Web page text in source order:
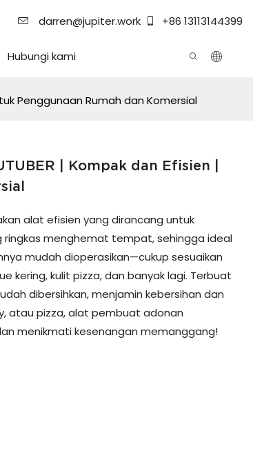
darren@jupiter.work +86 13113144399
Hubungi kami
Penggunaan Rumah dan Komersial
| Kompak dan Efisien |
alat efisien yang dirancang untuk
ringkas menghemat tempat, sehingga ideal
mudah dioperasikan—cukup sesuaikan
kering, kulit pizza, dan banyak lagi. Terbuat
dibersihkan, menjamin kebersihan dan
atau pizza, alat pembuat adonan
menikmati kesenangan memanggang!